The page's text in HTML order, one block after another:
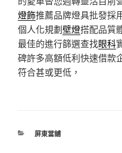
燈飾推薦品牌燈具批發採
個人化規劃壁燈搭配品質
最佳的進行篩選查找眼科
碑許多高額低利快速借款
符合甚或更低，
分
屏東當舖